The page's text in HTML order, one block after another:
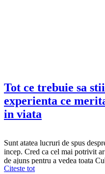
Tot ce trebuie sa
experienta ce
in viata
Sunt atatea lucruri de spus
incep. Cred ca cel mai potrivit
de ajuns pentru a vedea toata
am fost in continua miscare si
Citeste tot